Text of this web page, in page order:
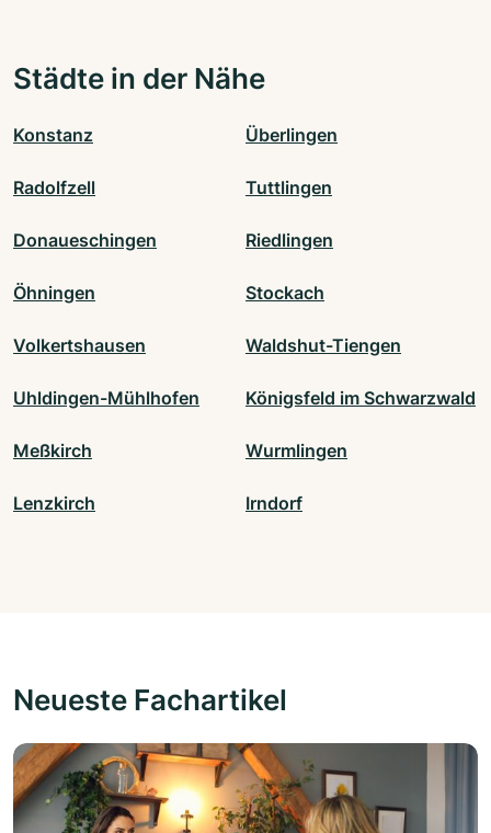
Städte in der Nähe
Konstanz Überlingen
Radolfzell Tuttlingen
Donaueschingen Riedlingen
Öhningen Stockach
Volkertshausen Waldshut-Tiengen
Uhldingen-Mühlhofen Königsfeld im Schwarzwald
Meßkirch Wurmlingen
Lenzkirch Irndorf
Neueste Fachartikel